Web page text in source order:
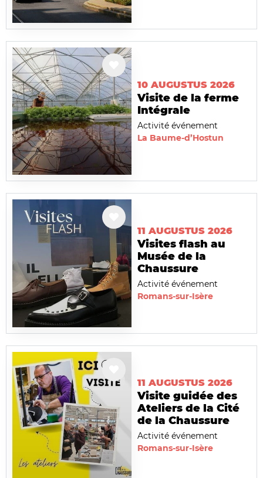
10 AUGUSTUS 2026
Visite de la ferme
Intégrale
Activité événement
La Baume-d’Hostun
11 AUGUSTUS 2026
Visites flash au
Musée de la
Chaussure
Activité événement
Romans-sur-Isère
11 AUGUSTUS 2026
Visite guidée des
Ateliers de la Cité
de la Chaussure
Activité événement
Romans-sur-Isère